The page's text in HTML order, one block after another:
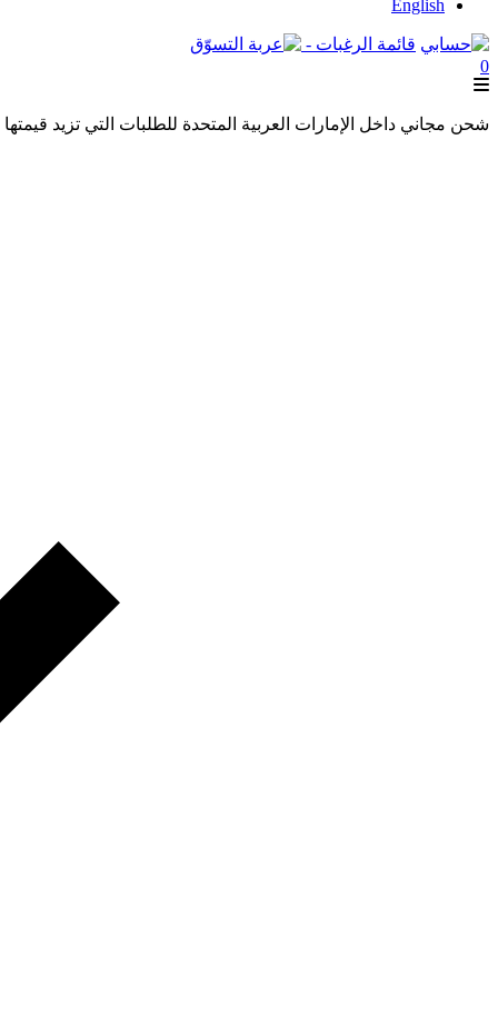
English
قائمة الرغبات -
0
شحن مجاني داخل الإمارات العربية المتحدة للطلبات التي تزيد قيمتها عن 250 درهمًا إماراتيًا. شحن مجاني عالميًا للطلبات التي تزيد قيمتها عن 600 درهم